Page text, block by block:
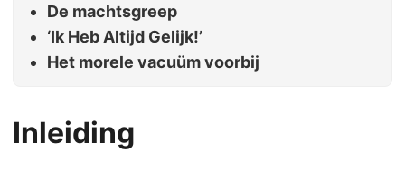
De machtsgreep
‘Ik Heb Altijd Gelijk!’
Het morele vacuüm voorbij
Inleiding